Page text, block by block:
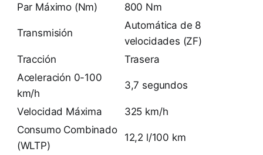
Par Máximo (Nm)
800 Nm
Transmisión
Automática de 8
velocidades (ZF)
Tracción
Trasera
Aceleración 0-100
km/h
3,7 segundos
Velocidad Máxima
325 km/h
Consumo Combinado
(WLTP)
12,2 l/100 km